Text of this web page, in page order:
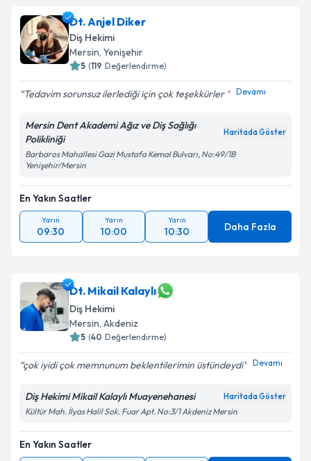
Dt. Anjel Diker
Diş Hekimi
Mersin, Yenişehir
5 (119 Değerlendirme)
Tedavim sorunsuz ilerlediği için çok teşekkürler Devamı
Mersin Dent Akademi Ağız ve Diş Sağlığı
Polikliniği
Haritada Göster
Barbaros Mahallesi Gazi Mustafa Kemal Bulvarı, No:49/1B
Yenişehir/Mersin
En Yakın Saatler
Yarın
09:30
Yarın
10:00
Yarın
10:30 Daha Fazla
Dt. Mikail Kalaylı
Diş Hekimi
Mersin, Akdeniz
5 (40 Değerlendirme)
çok iyidi çok memnunum beklentilerimin üstündeydi Devamı
Diş Hekimi Mikail Kalaylı Muayenehanesi Haritada Göster
Kültür Mah. İlyas Halil Sok. Fuar Apt. No:3/1 Akdeniz Mersin
En Yakın Saatler